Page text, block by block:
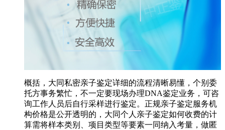
概括，大同私密亲子鉴定详细的流程清晰易懂，个别委
托方事务繁忙，不一定要现场办理DNA鉴定业务，可咨
询工作人员后自行采样进行鉴定。正规亲子鉴定服务机
构价格是公开透明的，大同个人亲子鉴定如何收费的计
算需将样本类别、项目类型等要素一同纳入考量，做匿